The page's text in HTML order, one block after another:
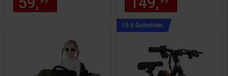
15 € Gutschein Kampagnen
Artikel15
Gutschein